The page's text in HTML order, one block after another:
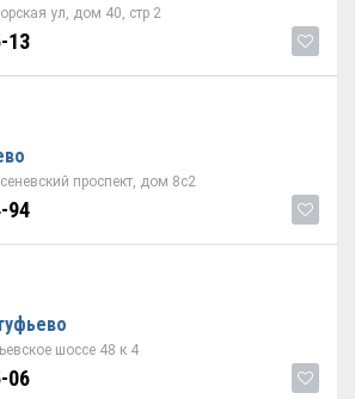
ул, дом 40, стр 2
13
проспект, дом 8с2
94
шоссе 48 к 4
06